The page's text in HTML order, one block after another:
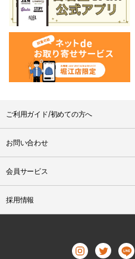
ご利用ガイド/初めての方へ
お問い合わせ
会員サービス
採用情報